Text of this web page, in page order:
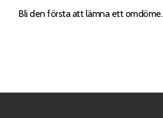
Bli den första att lämna ett omdöme.